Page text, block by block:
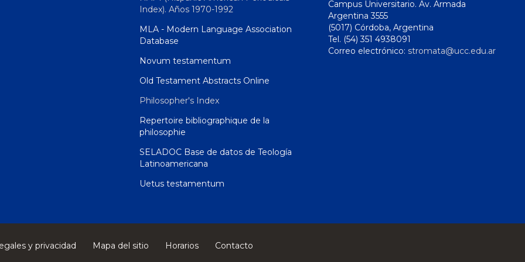
Index). Años 1970-1992
MLA - Modern Language Association
Database
Novum testamentum
Old Testament Abstracts Online
Philosopher's Index
Repertoire bibliographique de la
philosophie
SELADOC Base de datos de Teología
Latinoamericana
Uetus testamentum
Campus Universitario. Av. Armada
Argentina 3555
(5017) Córdoba, Argentina
Tel. (54) 351 4938091
Correo electrónico: stromata@ucc.edu.ar
y privacidad Mapa del sitio Horarios
Contacto